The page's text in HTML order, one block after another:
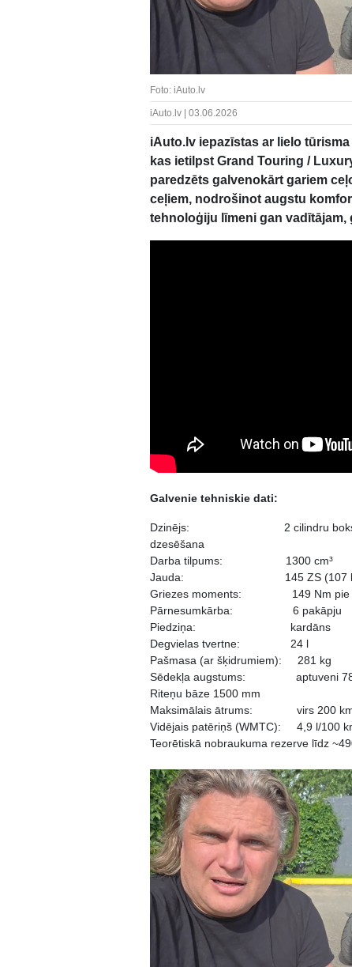
Foto: iAuto.lv
iAuto.lv | 03.06.2026
iAuto.lv iepazīstas ar lielo
kas ietilpst Grand Touring /
paredzēts galvenokārt gariem
ceļiem, nodrošinot augstu
tehnoloģiju līmeni gan vadītājam,
Galvenie tehniskie dati:
Dzinējs: 2 cilindru
dzesēšana
Darba tilpums: 1300 cm³
Jauda: 145 ZS (107 kW)
Griezes moments: 149 Nm pie
Pārnesumkārba: 6 pakāpju
Piedziņa: kardāns
Degvielas tvertne: 24 l
Pašmasa (ar šķidrumiem): 281 kg
Sēdekļa augstums: aptuveni
Riteņu bāze 1500 mm
Maksimālais ātrums: virs 200 km/
Vidējais patēriņš (WMTC): 4,9 l/100
Teorētiskā nobraukuma rezerve līdz